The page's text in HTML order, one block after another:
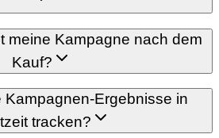
meine Kampagne nach dem
Kauf?
Kampagnen-Ergebnisse in
tracken?